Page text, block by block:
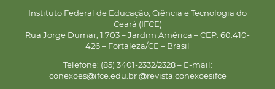
Instituto Federal de Educação, Ciência e Tecnologia do
Ceará (IFCE)
Rua Jorge Dumar, 1.703 – Jardim América – CEP: 60.410-
426 – Fortaleza/CE – Brasil
Telefone: (85) 3401-2332/2328 – E-mail:
conexoes@ifce.edu.br @revista.conexoesifce